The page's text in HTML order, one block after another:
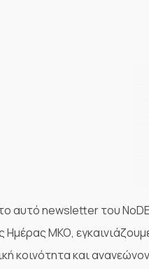
αυτό newsletter του
Ημέρας ΜΚΟ,
κοινότητα και